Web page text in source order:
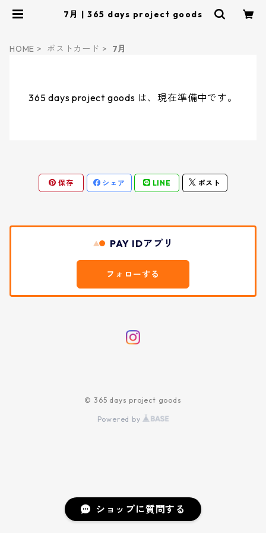
7月 | 365 days project goods
HOME ポストカード 7月
365 days project goods は、現在準備中です。
保存 シェア LINE ポスト
PAY IDアプリ
フォローする
© 365 days project goods
Powered by
ショップに質問する